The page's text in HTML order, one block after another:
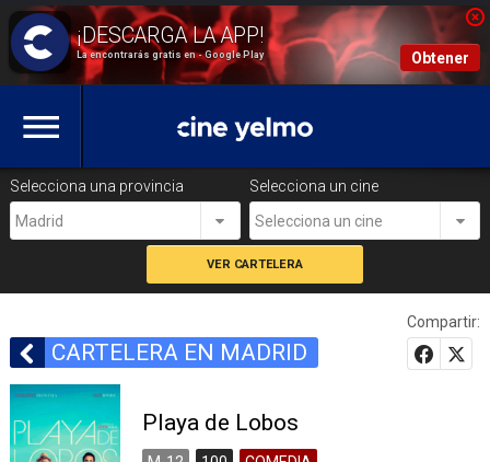
La encontrarás gratis en - Google Play Obtener
Selecciona una provincia
Madrid
Selecciona un cine
Selecciona un cine
CARTELERA EN MADRID
Compartir:
Playa de Lobos